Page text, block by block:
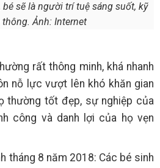
sẽ là người trí tuệ sáng suốt, kỹ
Ảnh: Internet
rất thông minh, khá nhanh
nỗ lực vượt lên khó khăn gian
thường tốt đẹp, sự nghiệp của
công và danh lợi của họ vẹn
tháng 8 năm 2018: Các bé sinh